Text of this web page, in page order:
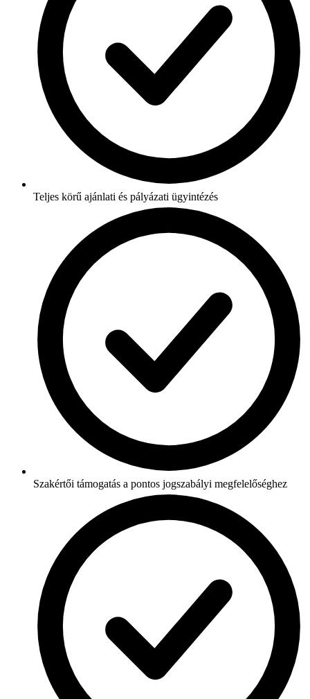
Teljes körű ajánlati és pályázati ügyintézés
Szakértői támogatás a pontos jogszabályi megfelelőséghez